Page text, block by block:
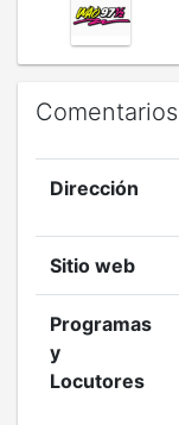
Comentarios
Dirección
Sitio web
Programas
y
Locutores